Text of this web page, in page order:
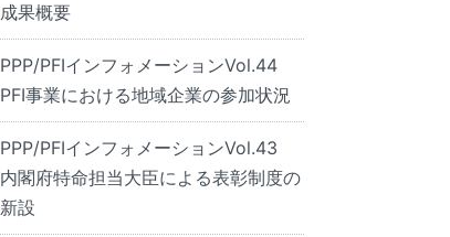
成果概要
PPP/PFIインフォメーションVol.44
PFI事業における地域企業の参加状況
PPP/PFIインフォメーションVol.43
内閣府特命担当大臣による表彰制度の
新設